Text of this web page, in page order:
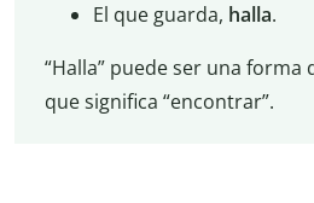
El que guarda, halla.
“Halla” puede ser una forma
que significa “encontrar”.